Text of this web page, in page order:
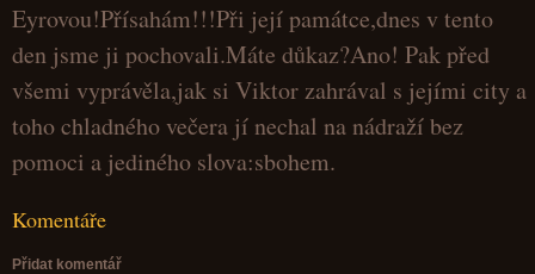
Eyrovou!Přísahám!!!Při její památce,dnes v tento
den jsme ji pochovali.Máte důkaz?Ano! Pak před
všemi vyprávěla,jak si Viktor zahrával s jejími city a
toho chladného večera jí nechal na nádraží bez
pomoci a jediného slova:sbohem.
Komentáře
Přidat komentář